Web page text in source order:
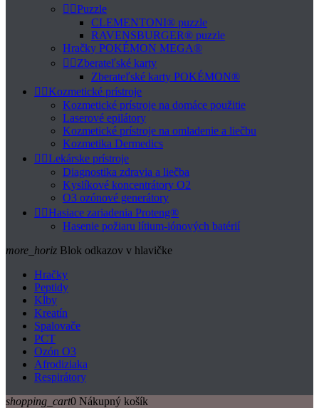
 Puzzle
CLEMENTONI® puzzle
RAVENSBURGER® puzzle
Hračky POKÉMON MEGA®
 Zberateľské karty
Zberateľské karty POKÉMON®
 Kozmetické prístroje
Kozmetické prístroje na domáce použitie
Laserové epilátory
Kozmetické prístroje na omladenie a liečbu
Kozmetika Dermedics
 Lekárske prístroje
Diagnostika zdravia a liečba
Kyslíkové koncentrátory O2
O3 ozónové generátory
 Hasiace zariadenia Proteng®
Hasenie požiaru lítium-iónových batérií
more_horiz Blok odkazov v hlavičke
Hračky
Peptidy
Kĺby
Kreatín
Spalovače
PCT
Ozón O3
Afrodiziaka
Respirátory
shopping_cart0 Nákupný košík